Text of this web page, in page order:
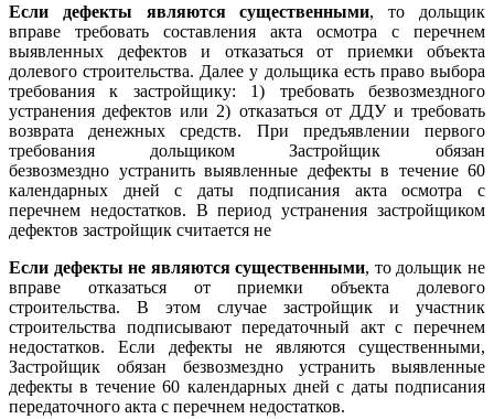
Если дефекты являются существенными, то дольщик
вправе требовать составления акта осмотра с перечнем
выявленных дефектов и отказаться от приемки объекта
долевого строительства. Далее у дольщика есть право выбора
требования к застройщику: 1) требовать безвозмездного
устранения дефектов или 2) отказаться от ДДУ и требовать
возврата денежных средств. При предъявлении первого
требования дольщиком Застройщик обязан
безвозмездно устранить выявленные дефекты в течение 60
календарных дней с даты подписания акта осмотра с
перечнем недостатков. В период устранения застройщиком
дефектов застройщик считается не
Если дефекты не являются существенными, то дольщик не
вправе отказаться от приемки объекта долевого
строительства. В этом случае застройщик и участник
строительства подписывают передаточный акт с перечнем
недостатков. Если дефекты не являются существенными,
Застройщик обязан безвозмездно устранить выявленные
дефекты в течение 60 календарных дней с даты подписания
передаточного акта с перечнем недостатков.